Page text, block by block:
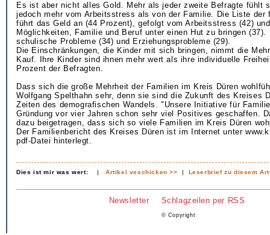
Es ist aber nicht alles Gold. Mehr als jeder zweite Befragte fühlt
jedoch mehr vom Arbeitsstress als von der Familie. Die Liste der
führt das Geld an (44 Prozent), gefolgt vom Arbeitsstress (42)
Möglichkeiten, Familie und Beruf unter einen Hut zu bringen (37).
schulische Probleme (34) und Erziehungsprobleme (29).
Die Einschränkungen, die Kinder mit sich bringen, nimmt die
Kauf. Ihre Kinder sind ihnen mehr wert als ihre individuelle
Prozent der Befragten.
Dass sich die große Mehrheit der Familien im Kreis Düren
Wolfgang Spelthahn sehr, denn sie sind die Zukunft des Kreises
Zeiten des demografischen Wandels. "Unsere Initiative für
Gründung vor vier Jahren schon sehr viel Positives geschaffen.
dazu beigetragen, dass sich so viele Familien im Kreis Düren
Der Familienbericht des Kreises Düren ist im Internet unter
pdf-Datei hinterlegt.
Dies ist mir was wert: |Artikel veschicken >> | Leserbrief zu diesem
Newsletter Schlagzeilen per RSS
© Copyright